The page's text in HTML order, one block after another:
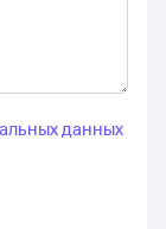
данных